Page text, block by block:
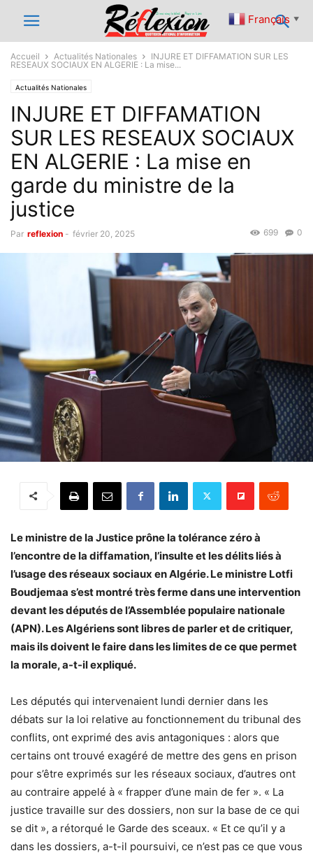
Accueil Actualités Nationales
INJURE ET DIFFAMATION SUR LES
RESEAUX SOCIAUX EN ALGERIE : La mise...
Actualités Nationales
INJURE ET DIFFAMATION
SUR LES RESEAUX SOCIAUX
EN ALGERIE : La mise en
garde du ministre de la
justice
Par reflexion - février 20, 2025 0
699
Le ministre de la Justice prône la tolérance zéro à
l’encontre de la diffamation, l’insulte et les délits liés à
l’usage des réseaux sociaux en Algérie. Le ministre Lotfi
Boudjemaa s’est montré très ferme dans une intervention
devant les députés de l’Assemblée populaire nationale
(APN). Les Algériens sont libres de parler et de critiquer,
mais ils doivent le faire dans les limites de ce que permet
la morale, a-t-il expliqué.
Les députés qui intervenaient lundi dernier dans les
débats sur la loi relative au fonctionnement du tribunal des
conflits, ont exprimé des avis antagoniques : alors que
certains ont trouvé exagéré de mettre des gens en prison
pour s’être exprimés sur les réseaux sociaux, d’autres ont
au contraire appelé à « frapper d’une main de fer ». « La
justice travaille sur des dossiers, non sur la base de ce qui
se dit », a rétorqué le Garde des sceaux. « Et ce qu’il y a
dans les dossiers, a-t-il poursuivi, ce n’est pas ce que vous
Français ▼